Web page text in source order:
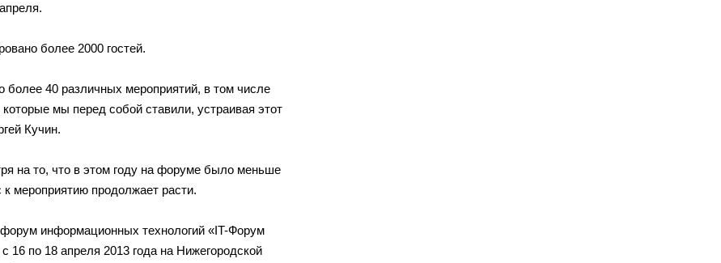
более 2000 гостей.
40 различных мероприятий, в том числе
мы перед собой ставили, устраивая этот
Кучин.
на то, что в этом году на форуме было меньше
мероприятию продолжает расти.
информационных технологий «IT-Форум
16 по 18 апреля 2013 года на Нижегородской